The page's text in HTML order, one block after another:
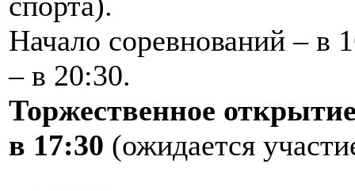
Начало соревнований – в
– в 20:30.
Торжественное
в 17:30 (ожидается